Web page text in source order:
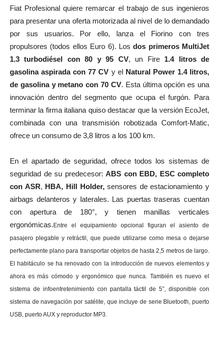
Fiat Profesional quiere remarcar el trabajo de sus ingenieros
para presentar una oferta motorizada al nivel de lo demandado
por sus usuarios. Por ello, lanza el Fiorino con tres
propulsores (todos ellos Euro 6). Losdos primeros MultiJet
1.3 turbodiésel con 80 y 95 CV, un Fire1.4 litros de
gasolina aspirada con 77 CV y el Natural Power 1.4 litros,
de gasolina y metano con 70 CV. Esta última opción es una
innovación dentro del segmento que ocupa el furgón. Para
terminar la firma italiana quiso destacar que la versión EcoJet,
combinada con una transmisión robotizada Comfort-Matic,
ofrece un consumo de 3,8 litros a los 100 km.
En el apartado de seguridad, ofrece todos los sistemas de
seguridad de su predecesor: ABS con EBD, ESC completo
con ASR, HBA, Hill Holder,sensores de estacionamiento y
airbags delanteros y laterales. Las puertas traseras cuentan
con apertura de 180°, y tienen manillas verticales
ergonómicas.Entre el equipamiento opcional figuran el asiento de
pasajero plegable y retráctil, que puede utilizarse como mesa o dejarse
perfectamente plano para transportar objetos de hasta 2,5 metros de largo.
El habitáculo se ha renovado con la introducción de nuevos elementos y
ahora es más cómodo y ergonómico que nunca. También es nuevo el
sistema de infoentretenimiento con pantalla táctil de 5”, disponible con
sistema de navegación por satélite, que incluye de serie Bluetooth, puerto
USB, puerto AUX y reproductor MP3.